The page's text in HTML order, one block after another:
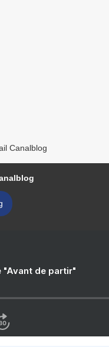
Canalblog
"Avant de partir"